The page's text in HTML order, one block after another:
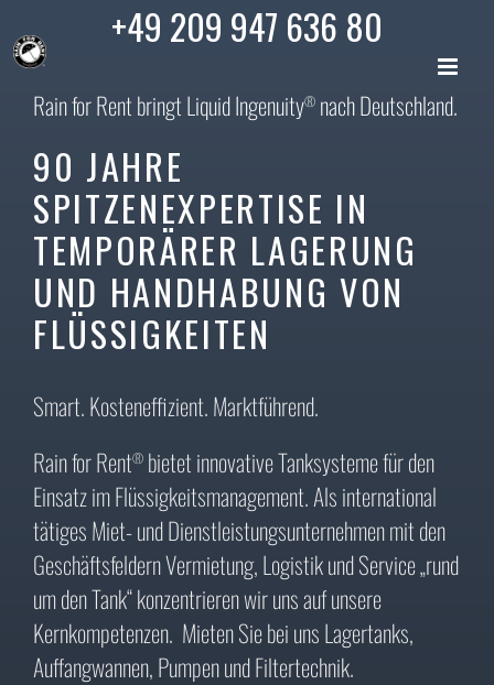
to
+49 209 947 636 80
Rain for Rent bringt Liquid Ingenuity® nach Deutschland.
90 JAHRE
SPITZENEXPERTISE IN
TEMPORÄRER LAGERUNG
UND HANDHABUNG VON
FLÜSSIGKEITEN
Smart. Kosteneffizient. Marktführend.
Rain for Rent® bietet innovative Tanksysteme für den
Einsatz im Flüssigkeitsmanagement. Als international
tätiges Miet- und Dienstleistungsunternehmen mit den
Geschäftsfeldern Vermietung, Logistik und Service „rund
um den Tank“ konzentrieren wir uns auf unsere
Kernkompetenzen. Mieten Sie bei uns Lagertanks,
Auffangwannen, Pumpen und Filtertechnik.